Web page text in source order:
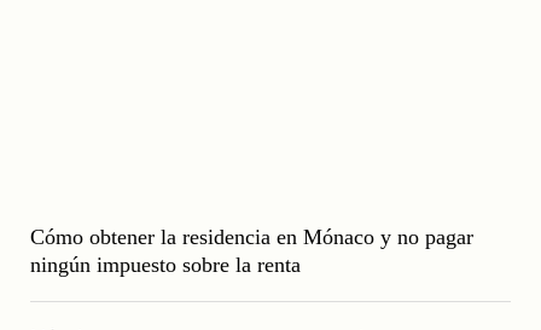
Cómo obtener la residencia en Mónaco y no pagar
ningún impuesto sobre la renta